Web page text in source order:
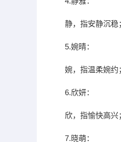
静，指安静沉稳
5.婉晴：
婉，指温柔婉约
6.欣妍：
欣，指愉快高兴
7.晓萌：